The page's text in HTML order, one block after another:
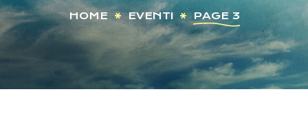
HOME EVENTI PAGE 3